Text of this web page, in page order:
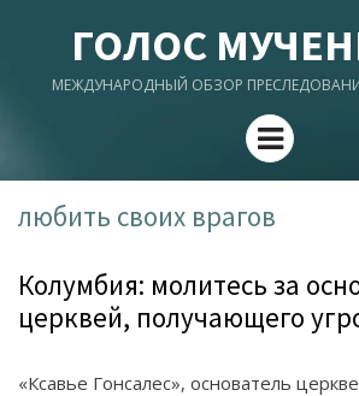
ГОЛОС
МЕЖДУНАРОДНЫЙ ОБЗОР
Menu
любить своих врагов
Колумбия: молитесь за
церквей, получающего
«Ксавье Гонсалес», основатель